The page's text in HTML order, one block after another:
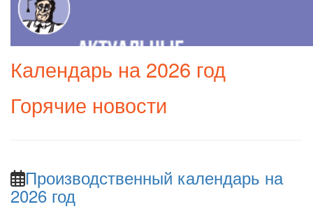
Календарь на 2026 год
Горячие новости
Производственный календарь на
2026 год